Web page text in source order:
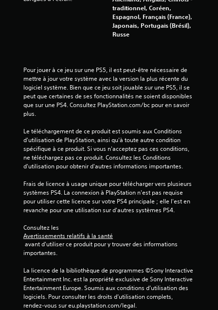
4
3
v
i
s
)
traditionnel, Coréen,
Espagnol, Français (France),
Japonais, Portugais (Brésil),
Russe
Pour jouer à ce jeu sur une PS5, il est peut-être nécessaire de
mettre à jour votre système avec la version la plus récente du
logiciel système. Bien que ce jeu soit jouable sur une PS5, il se
peut que certaines de ses fonctionnalités ne soient disponibles
que sur une PS4. Consultez PlayStation.com/bc pour en savoir
plus.
Le téléchargement de ce produit est soumis aux Conditions
d'utilisation de PlayStation, ainsi qu'à toute autre condition
spécifique à ce produit. Si vous n'acceptez pas ces conditions,
ne téléchargez pas ce produit. Consultez les Conditions
d'utilisation pour obtenir d'autres informations importantes.
Frais de licence à usage unique pour télécharger vers plusieurs
systèmes PS4. La connexion à PlayStation n'est pas requise
pour utiliser cette licence sur votre PS4 principale ; elle l'est en
revanche pour une utilisation sur d'autres systèmes PS4.
Consultez les
Avertissements relatifs à la santé
importantes.
La licence de la bibliothèque de programmes ©Sony Interactive
Entertainment Inc. est la propriété exclusive de Sony Interactive
Entertainment Europe. Soumis aux conditions d’utilisation des
logiciels. Pour consulter les droits d’utilisation complets,
rendez-vous sur eu.playstation.com/legal.